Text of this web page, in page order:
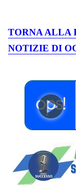
TORNA ALLA
NOTIZIE DI